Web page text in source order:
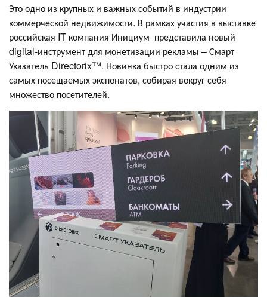
Это одно из крупных и важных событий в индустрии
коммерческой недвижимости. В рамках участия в выставке
российская IT компания Инициум представила новый
digital-инструмент для монетизации рекламы – Смарт
Указатель Directorix™. Новинка быстро стала одним из
самых посещаемых экспонатов, собирая вокруг себя
множество посетителей.